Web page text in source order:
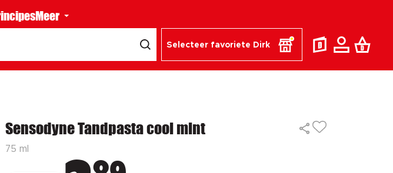
Meer
Selecteer favoriete Dirk
Sensodyne Tandpasta cool mint
75 ml